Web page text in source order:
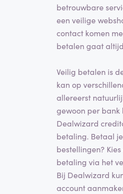
betrouwbare
een veilige
contact komen
betalen gaat
Veilig betalen is
kan op
allereerst
gewoon per
Dealwizard
betaling. Betaal
bestellingen?
betaling via het
Bij Dealwizard
account